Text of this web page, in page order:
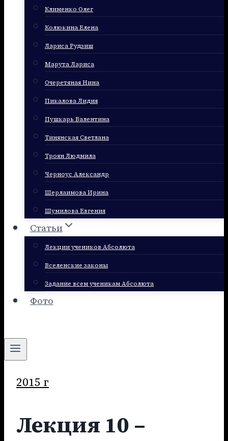
Клименко Олег
Колюкина Елена
Лариса Рудзиш
Марута Лариса
Очеретяная Нина
Пикалова Лидия
Пушкарь Валентина
Тинянская Светлана
Троян Людмила
Черноус Александр
Шерлаимова Ирина
Шумилова Евгения
Статьи
Лекции учеников Абсолюта
Вселенские законы
Задание всем ученикам Абсолюта
Фото
2015 г
Лекция 10 –